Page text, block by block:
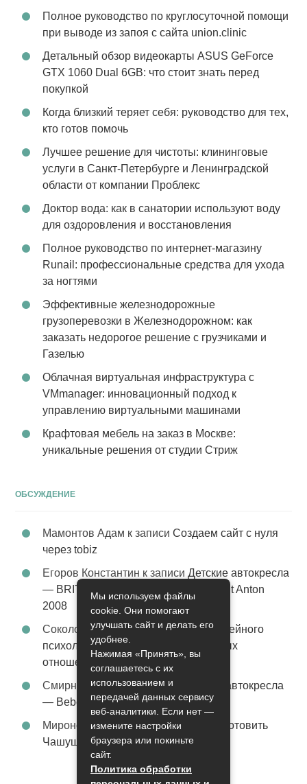
Полное руководство по круглосуточной помощи
при выводе из запоя с сайта union.clinic
Детальный обзор видеокарты ASUS GeForce
GTX 1060 Dual 6GB: что стоит знать перед
покупкой
Когда близкий теряет себя: руководство для тех,
кто готов помочь
Лучшее решение для чистоты: клининговые
услуги в Санкт-Петербурге и Ленинградской
области от компании Проблекс
Доктор вода: как в санатории используют воду
для оздоровления и восстановления
Полное руководство по интернет-магазину
Runail: профессиональные средства для ухода
за ногтями
Эффективные железнодорожные
грузоперевозки в Железнодорожном: как
заказать недорогое решение с грузчиками и
Газелью
Облачная виртуальная инфраструктура с
VMmanager: инновационный подход к
управлению виртуальными машинами
Крафтовая мебель на заказ в Москве:
уникальные решения от студии Стриж
ОБСУЖДЕНИЕ
Мамонтов Адам к записиСоздаем сайт с нуля
через tobiz
Егоров Константин к записиДетские автокресла
— BRITAX Evolva 1-2-3 (1-2-3) цвет St Anton
2008
Соколова Эльзак записиУслуги семейного
психолога – стабильность в семейных
отношениях
Смирнова Грацияк записи
Детские автокресла
— Bebe Confort Moby цвет Orange
Миронов Никифорк записи
Как приготовить
Чашушули
Мы используем файлы
cookie. Они помогают
улучшать сайт и делать его
удобнее.
Нажимая «Принять», вы
соглашаетесь с их
использованием и
передачей данных сервису
веб-аналитики. Если нет —
измените настройки
браузера или покиньте
сайт.
Политика обработки